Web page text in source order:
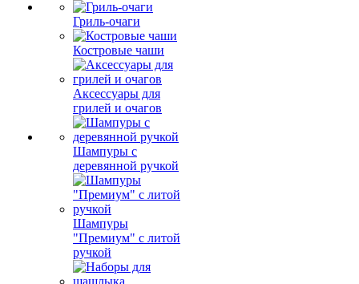
Гриль-очаги
Костровые чаши
Аксессуары для
грилей и очагов
Шампуры с
деревянной ручкой
Шампуры
"Премиум" с литой
ручкой